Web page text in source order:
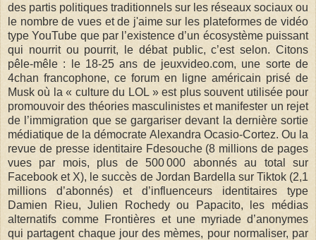
des partis politiques traditionnels sur les réseaux sociaux ou
le nombre de vues et de j'aime sur les plateformes de vidéo
type YouTube que par l’existence d’un écosystème puissant
qui nourrit ou pourrit, le débat public, c’est selon. Citons
pêle-mêle : le 18-25 ans de jeuxvideo.com, une sorte de
4chan francophone, ce forum en ligne américain prisé de
Musk où la « culture du LOL » est plus souvent utilisée pour
promouvoir des théories masculinistes et manifester un rejet
de l’immigration que se gargariser devant la dernière sortie
médiatique de la démocrate Alexandra Ocasio-Cortez. Ou la
revue de presse identitaire Fdesouche (8 millions de pages
vues par mois, plus de 500 000 abonnés au total sur
Facebook et X), le succès de Jordan Bardella sur Tiktok (2,1
millions d’abonnés) et d’influenceurs identitaires type
Damien Rieu, Julien Rochedy ou Papacito, les médias
alternatifs comme Frontières et une myriade d’anonymes
qui partagent chaque jour des mèmes, pour normaliser, par